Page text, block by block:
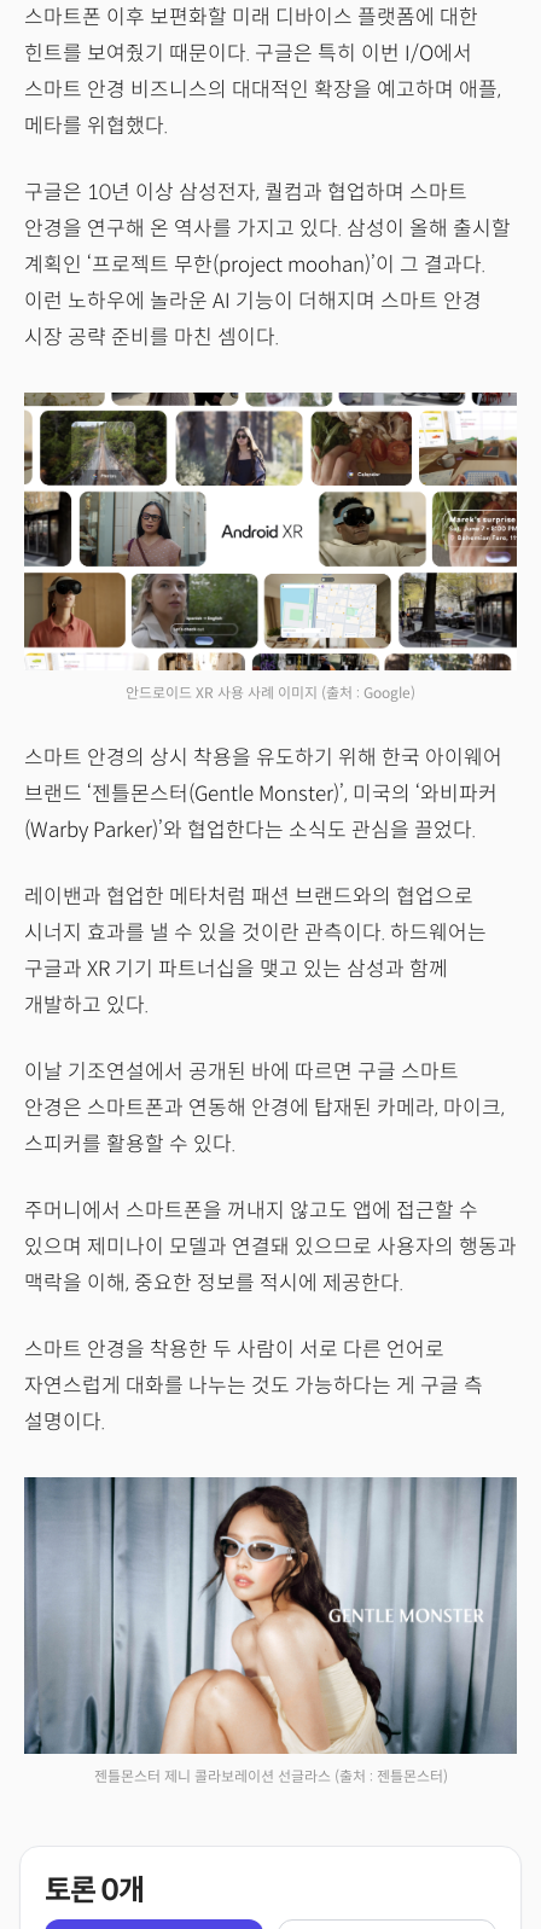
스마트폰 이후 보편화할 미래 디바이스 플랫폼에 대한
힌트를 보여줬기 때문이다. 구글은 특히 이번 I/O에서
스마트 안경 비즈니스의 대대적인 확장을 예고하며 애플,
메타를 위협했다.
구글은 10년 이상 삼성전자, 퀄컴과 협업하며 스마트
안경을 연구해 온 역사를 가지고 있다. 삼성이 올해 출시할
계획인 ‘프로젝트 무한(project moohan)’이 그 결과다.
이런 노하우에 놀라운 AI 기능이 더해지며 스마트 안경
시장 공략 준비를 마친 셈이다.
안드로이드 XR 사용 사례 이미지 (출처 : Google)
스마트 안경의 상시 착용을 유도하기 위해 한국 아이웨어
브랜드 ‘젠틀몬스터(Gentle Monster)’, 미국의 ‘와비파커
(Warby Parker)’와 협업한다는 소식도 관심을 끌었다.
레이밴과 협업한 메타처럼 패션 브랜드와의 협업으로
시너지 효과를 낼 수 있을 것이란 관측이다. 하드웨어는
구글과 XR 기기 파트너십을 맺고 있는 삼성과 함께
개발하고 있다.
이날 기조연설에서 공개된 바에 따르면 구글 스마트
안경은 스마트폰과 연동해 안경에 탑재된 카메라, 마이크,
스피커를 활용할 수 있다.
주머니에서 스마트폰을 꺼내지 않고도 앱에 접근할 수
있으며 제미나이 모델과 연결돼 있으므로 사용자의 행동과
맥락을 이해, 중요한 정보를 적시에 제공한다.
스마트 안경을 착용한 두 사람이 서로 다른 언어로
자연스럽게 대화를 나누는 것도 가능하다는 게 구글 측
설명이다.
젠틀몬스터 제니 콜라보레이션 선글라스 (출처 : 젠틀몬스터)
토론0개